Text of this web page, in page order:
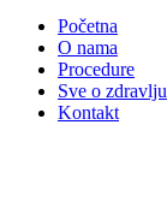
Početna
O nama
Procedure
Sve o zdravlju
Kontakt